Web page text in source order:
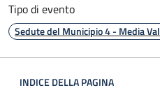
Tipo di evento
Sedute del Municipio 4 - Media
INDICE DELLA PAGINA